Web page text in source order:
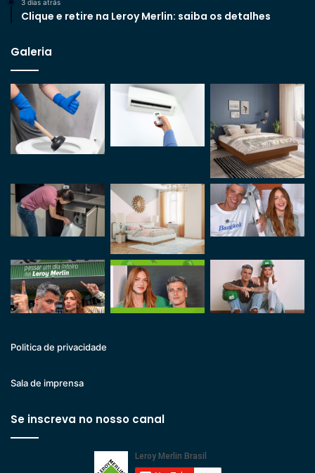
3 dias atrás
Clique e retire na Leroy Merlin: saiba os detalhes
Galeria
Politica de privacidade
Sala de imprensa
Se inscreva no nosso canal